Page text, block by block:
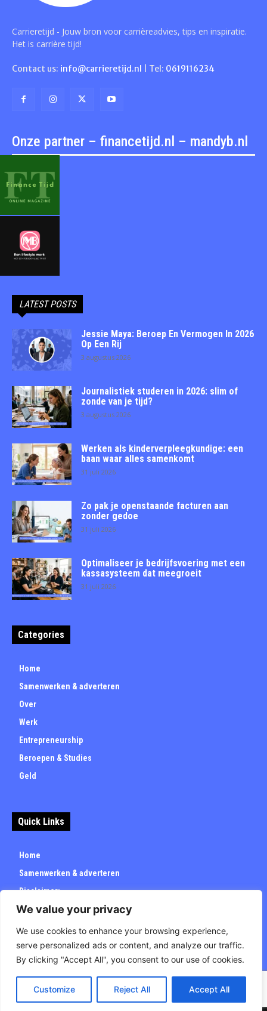
We value your privacy
We use cookies to enhance your browsing experience,
serve personalized ads or content, and analyze our traffic.
By clicking "Accept All", you consent to our use of cookies.
Customize Reject All Accept All
Carrieretijd - Jouw bron voor carrièreadvies, tips en inspiratie.
Het is carrière tijd!
Contact us: info@carrieretijd.nl | Tel: 0619116234
Onze partner – financetijd.nl – mandyb.nl
LATEST POSTS
Jessie Maya: Beroep En Vermogen In 2026
Op Een Rij
3 augustus 2026
Journalistiek studeren in 2026: slim of
zonde van je tijd?
3 augustus 2026
Werken als kinderverpleegkundige: een
baan waar alles samenkomt
31 juli 2026
Zo pak je openstaande facturen aan
zonder gedoe
31 juli 2026
Optimaliseer je bedrijfsvoering met een
kassasysteem dat meegroeit
31 juli 2026
Categories
Home
Samenwerken & adverteren
Over
Werk
Entrepreneurship
Beroepen & Studies
Geld
Quick Links
Home
Samenwerken & adverteren
Disclaimer:
Over
Privacybeleid
© Carrieretijd.nl - All rights reserved.